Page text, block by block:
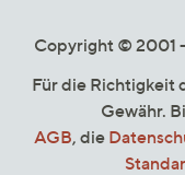
Copyright © 2001 -
Für die Richtigkeit
Gewähr.
AGB, die